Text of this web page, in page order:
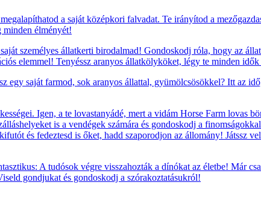
a saját középkori falvadat. Te irányítod a
minden élményét!
személyes állatkerti birodalmad! Gondoskodj róla, hogy az
elemmel! Tenyéssz aranyos állatkölyköket, légy te minden
egy saját farmod, sok aranyos állattal, gyümölcsösökkel? Itt az
Igen, a te lovastanyádé, mert a vidám Horse Farm lovas
is a vendégek számára és gondoskodj a
és fedeztesd is őket, hadd szaporodjon az állomány! Játssz
A tudósok végre visszahozták a dínókat az életbe! Már
gondjukat és gondoskodj a szórakoztatásukról!